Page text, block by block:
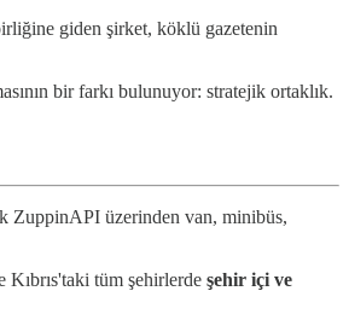
giden şirket, köklü gazetenin
bir farkı bulunuyor: stratejik ortaklık.
ZuppinAPI üzerinden van, minibüs,
Kıbrıs'taki tüm şehirlerde şehir içi ve